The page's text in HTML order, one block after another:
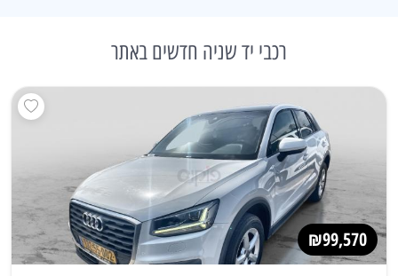
רכבי יד שניה חדשים באתר
₪99,570